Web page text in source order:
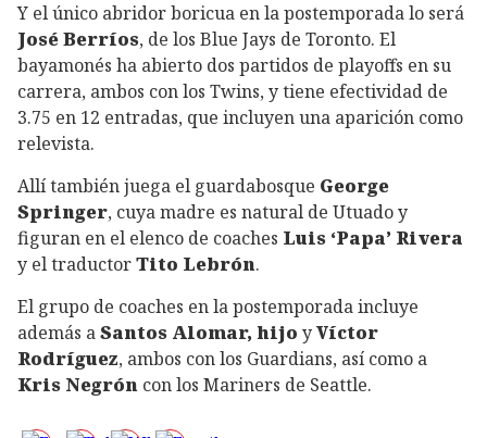
Y el único abridor boricua en la postemporada lo será
José Berríos, de los Blue Jays de Toronto. El
bayamonés ha abierto dos partidos de playoffs en su
carrera, ambos con los Twins, y tiene efectividad de
3.75 en 12 entradas, que incluyen una aparición como
relevista.
Allí también juega el guardabosque George
Springer, cuya madre es natural de Utuado y
figuran en el elenco de coaches Luis ‘Papa’ Rivera
y el traductorTito Lebrón.
El grupo de coaches en la postemporada incluye
además aSantos Alomar, hijo yVíctor
Rodríguez, ambos con los Guardians, así como a
Kris Negrón con los Mariners de Seattle.